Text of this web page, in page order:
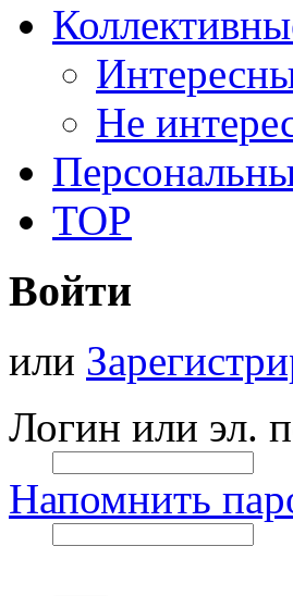
Не
TOP
Войти
или
Логин или эл.
Напомнить